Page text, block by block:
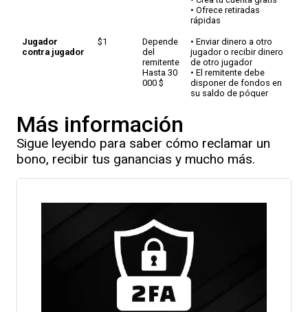
• Ofrece retiradas
rápidas
Jugador
contra jugador
$1
Depende
del
remitente
Hasta 30
000 $
• Enviar dinero a otro
jugador o recibir dinero
de otro jugador
• El remitente debe
disponer de fondos en
su saldo de póquer
Transferencia
de dinero
(para recoger
$100 $350
• Retiradas disponibles
para recoger en 347 000
puntos de servicio de
• Comisión de 70 $ en
retiradas de entre 300 $
y 350 $
$3,000
• 1 cobro de cheques
Más información
Sigue leyendo para saber cómo reclamar un
bono, recibir tus ganancias y mucho más.